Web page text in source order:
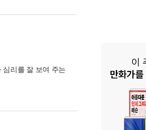
심리를 잘 보여 주는